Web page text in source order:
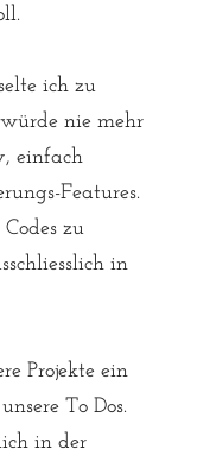
ich zu
nie mehr
einfach
Features.
zu
in
Projekte ein
To Dos.
in der